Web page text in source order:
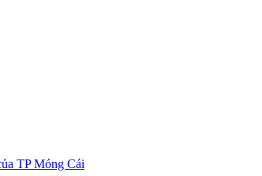
TP Móng Cái